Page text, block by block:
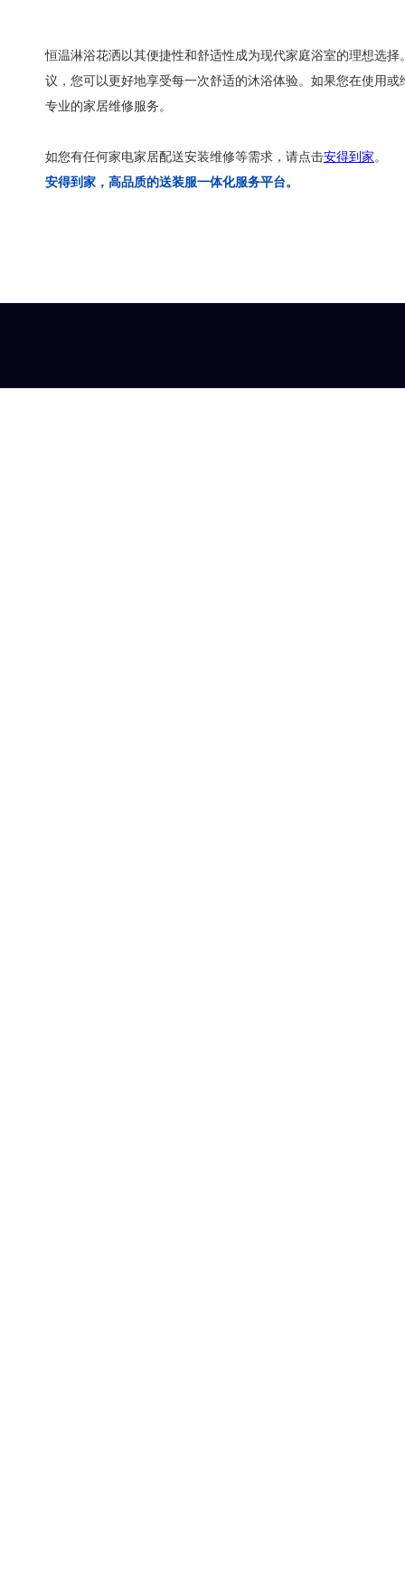
恒温淋浴花洒以其便捷性和舒适性成为现代家庭浴室的理想选
议，您可以更好地享受每一次舒适的沐浴体验。如果您在使用
专业的家居维修服务。
如您有任何家电家居配送安装维修等需求，请点击安得到家。
安得到家，高品质的送装服一体化服务平台。